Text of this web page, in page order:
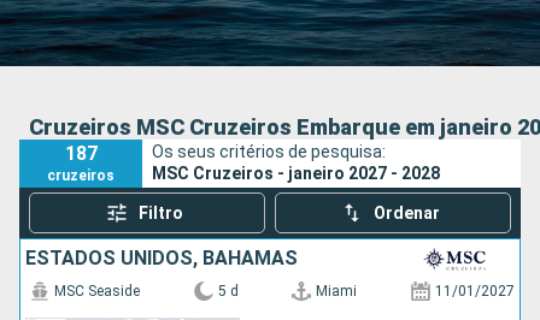
Data de partida
Pesquisar
Cruzeiros MSC Cruzeiros Embarque em janeiro
187
cruzeiros
Os seus critérios de pesquisa:
MSC Cruzeiros - janeiro 2027 - 2028
Filtro Ordenar
ESTADOS UNIDOS, BAHAMAS
MSC Seaside 5 d Miami 11/01/2027